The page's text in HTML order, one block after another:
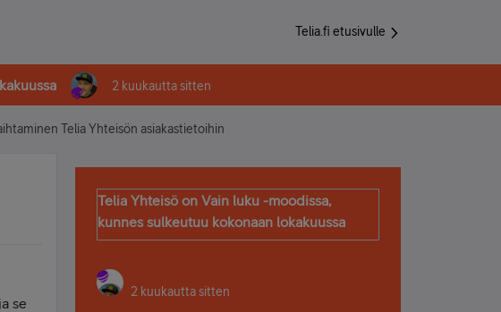
Telia.fi etusivulle
2 kuukautta sitten
Telia Yhteisön asiakastietoihin
se
Telia Yhteisö on Vain luku -moodissa,
kunnes sulkeutuu kokonaan lokakuussa
2 kuukautta sitten